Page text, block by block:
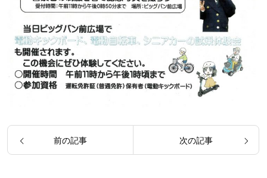
前の記事 次の記事